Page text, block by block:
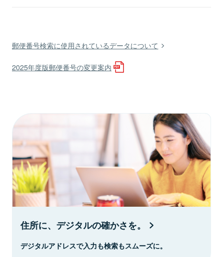
郵便番号検索に使用されているデータについて
2025年度版郵便番号の変更案内
住所に、デジタルの確かさを。
デジタルアドレスで入力も検索もスムーズに。